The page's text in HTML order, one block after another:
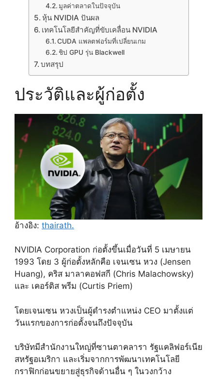
มูลค่าตลาดในปัจจุบัน
หุ้น NVIDIA ปันผล
เทคโนโลยีสำคัญที่ขับเคลื่อน NVIDIA
CUDA แพลตฟอร์มที่เปลี่ยนเกม
ชิป GPU รุ่น Blackwell
บทสรุป
ประวัติและผู้ก่อตั้ง
อ้างอิง: thairath.
NVIDIA Corporation ก่อตั้งขึ้นเมื่อวันที่ 5 เมษายน
1993 โดย 3 ผู้ก่อตั้งหลักคือ เจนเซน หวง (Jensen
Huang), คริส มาลาคอฟสกี (Chris Malachowsky)
และ เคอร์ติส พรีม (Curtis Priem)
โดยเจนเซน หวงเป็นผู้ดำรงตำแหน่ง CEO มาตั้งแต่
วันแรกของการก่อตั้งจนถึงปัจจุบัน
บริษัทมีสำนักงานใหญ่ที่ซานตาคลารา รัฐแคลิฟอร์เนีย
สหรัฐอเมริกา และเริ่มจากการพัฒนาเทคโนโลยี
กราฟิกก่อนขยายสู่ธุรกิจด้านอื่น ๆ ในวงกว้าง